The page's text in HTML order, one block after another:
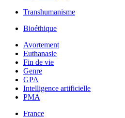
Transhumanisme
Bioéthique
Avortement
Euthanasie
Fin de vie
Genre
GPA
Intelligence artificielle
PMA
France